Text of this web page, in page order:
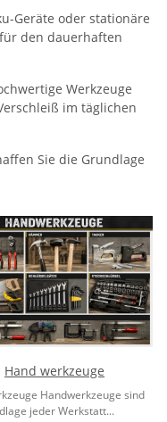
Geräte oder stationäre
den dauerhaften
Werkzeuge
im täglichen
Sie die Grundlage
Hand werkzeuge
Handwerkzeuge sind
jeder Werkstatt...